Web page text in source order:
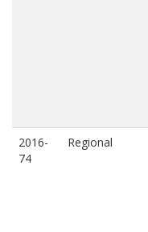
2016-
74
Regional